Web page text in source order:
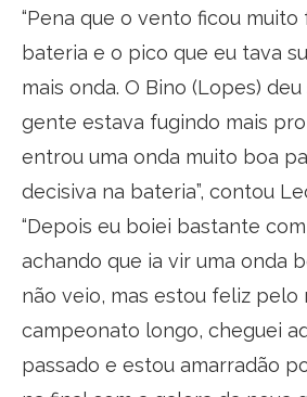
“Pena que o vento ficou
bateria e o pico que eu tava
mais onda. O Bino (Lopes)
gente estava fugindo mais
entrou uma onda muito boa
decisiva na bateria”, contou
“Depois eu boiei bastante
achando que ia vir uma onda
não veio, mas estou feliz pelo
campeonato longo, cheguei
passado e estou amarradão